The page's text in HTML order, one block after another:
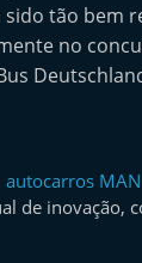
tão bem
no
autocarros MAN
de inovação,